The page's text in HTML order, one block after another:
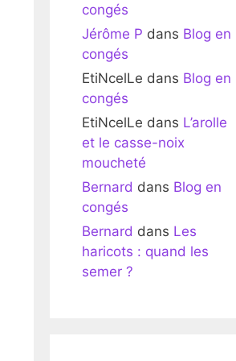
congés
Jérôme P dans Blog en
congés
EtiNcelLe dans Blog en
congés
EtiNcelLe dans L’arolle
et le casse-noix
moucheté
Bernard dans Blog en
congés
Bernard dans Les
haricots : quand les
semer ?